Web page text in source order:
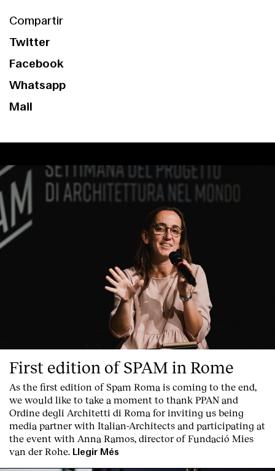
Compartir
Twitter
Facebook
Whatsapp
Mail
First edition of SPAM in Rome
As the first edition ofSpam Roma is coming to the end,
we would like to take a moment to thank PPAN and
Ordine degli Architetti di Roma for inviting us being
media partner with Italian-Architects and participating at
the event with Anna Ramos, director ofFundació Mies
van der Rohe. Llegir Més